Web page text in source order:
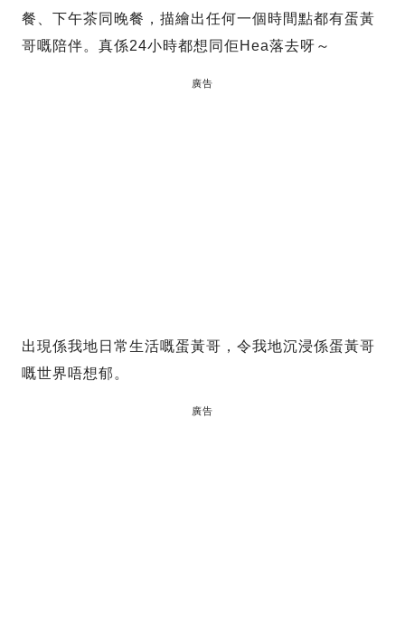
餐、下午茶同晚餐，描繪出任何一個時間點都有蛋黃
哥嘅陪伴。真係24小時都想同佢Hea落去呀～
廣告
出現係我地日常生活嘅蛋黃哥，令我地沉浸係蛋黃哥
嘅世界唔想郁。
廣告